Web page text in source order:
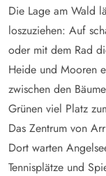
Die Lage am Wald
loszuziehen: Auf
oder mit dem Rad
Heide und Mooren
zwischen den
Grünen viel Platz
Das Zentrum von
Dort warten
Tennisplätze und